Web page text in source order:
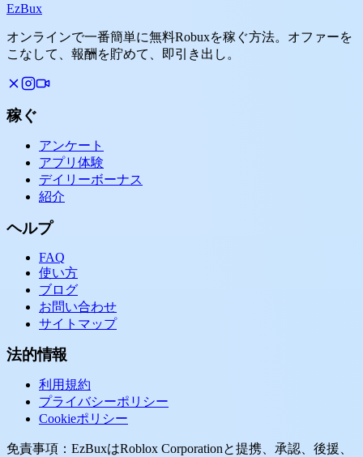
EzBux
オンラインで一番簡単に無料Robuxを稼ぐ方法。オファーを
こなして、報酬を貯めて、即引き出し。
稼ぐ
アンケート
アプリ体験
デイリーボーナス
紹介
ヘルプ
FAQ
使い方
ブログ
お問い合わせ
サイトマップ
法的情報
利用規約
プライバシーポリシー
Cookieポリシー
免責事項：EzBuxはRoblox Corporationと提携、承認、後援、